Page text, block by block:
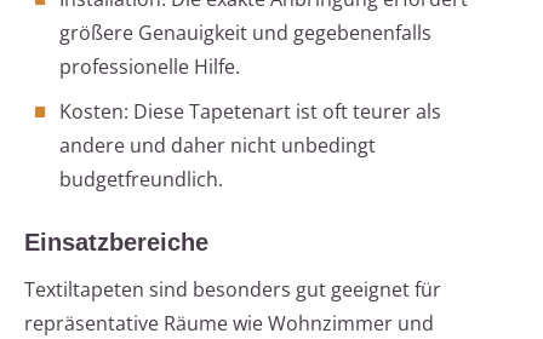
größere Genauigkeit und gegebenenfalls
professionelle Hilfe.
Kosten: Diese Tapetenart ist oft teurer als
andere und daher nicht unbedingt
budgetfreundlich.
Einsatzbereiche
Textiltapeten sind besonders gut geeignet für
repräsentative Räume wie Wohnzimmer und